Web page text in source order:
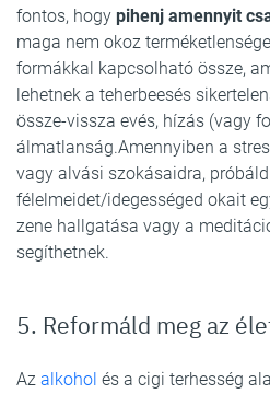
fontos, hogy pihenj amennyit
maga nem okoz
formákkal kapcsolható össze,
lehetnek a teherbeesés
össze-vissza evés, hízás (vagy
álmatlanság.Amennyiben a
vagy alvási szokásaidra,
félelmeidet/idegességed okait
zene hallgatása vagy a
segíthetnek.
5. Reformáld meg az
Az alkohol és a cigi terhesség